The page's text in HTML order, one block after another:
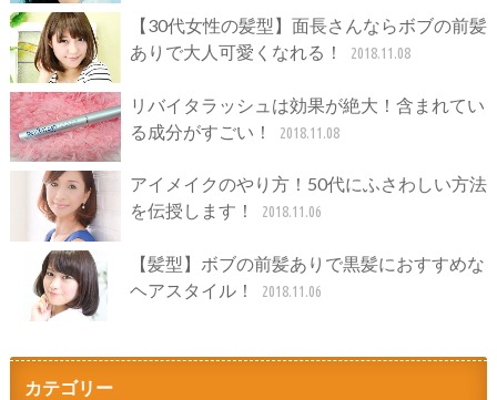
【30代女性の髪型】面長さんならボブの前髪
ありで大人可愛くなれる！
2018.11.08
リバイタラッシュは効果が絶大！含まれてい
る成分がすごい！
2018.11.08
アイメイクのやり方！50代にふさわしい方法
を伝授します！
2018.11.06
【髪型】ボブの前髪ありで黒髪におすすめな
ヘアスタイル！
2018.11.06
カテゴリー